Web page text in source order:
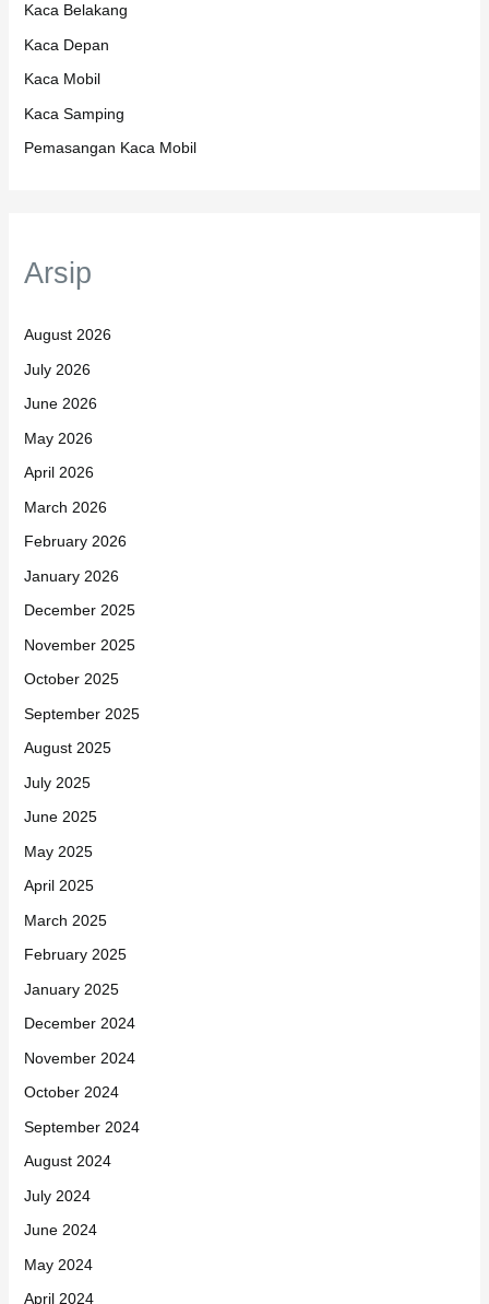
Kaca Belakang
Kaca Depan
Kaca Mobil
Kaca Samping
Pemasangan Kaca Mobil
Arsip
August 2026
July 2026
June 2026
May 2026
April 2026
March 2026
February 2026
January 2026
December 2025
November 2025
October 2025
September 2025
August 2025
July 2025
June 2025
May 2025
April 2025
March 2025
February 2025
January 2025
December 2024
November 2024
October 2024
September 2024
August 2024
July 2024
June 2024
May 2024
April 2024